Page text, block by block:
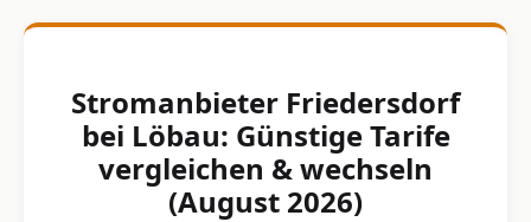
Stromanbieter Friedersdorf
bei Löbau: Günstige Tarife
vergleichen & wechseln
(August 2026)